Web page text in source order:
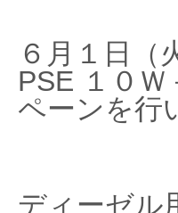
６月１日（
PSE １０
ペーンを行
ディーゼル